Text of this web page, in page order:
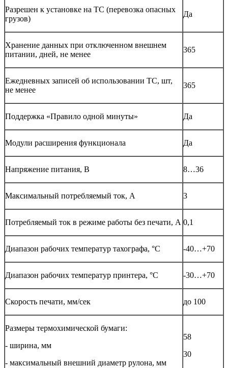
Разрешен к установке на ТС (перевозка опасных
грузов)
Да
Хранение данных при отключенном внешнем
питании, дней, не менее
365
Ежедневных записей об использовании ТС, шт,
не менее
365
Поддержка «Правило одной минуты» Да
Модули расширения функционала Да
Напряжение питания, В 8…36
Максимальный потребляемый ток, А 3
Потребляемый ток в режиме работы без печати, А 0,1
Диапазон рабочих температур тахографа, °С -40…+70
Диапазон рабочих температур принтера, °С -30…+70
Скорость печати, мм/сек до 100
Размеры термохимической бумаги:
- ширина, мм
- максимальный внешний диаметр рулона, мм
58
30